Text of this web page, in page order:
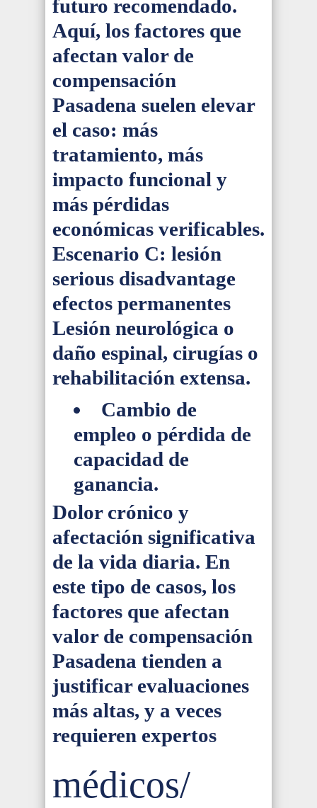
futuro recomendado.
Aquí, los factores que
afectan valor de
compensación
Pasadena suelen elevar
el caso: más
tratamiento, más
impacto funcional y
más pérdidas
económicas verificables.
Escenario C: lesión
serious disadvantage
efectos permanentes
Lesión neurológica o
daño espinal, cirugías o
rehabilitación extensa.
Cambio de
empleo o pérdida de
capacidad de
ganancia.
Dolor crónico y
afectación significativa
de la vida diaria. En
este tipo de casos, los
factores que afectan
valor de compensación
Pasadena tienden a
justificar evaluaciones
más altas, y a veces
requieren expertos
médicos/